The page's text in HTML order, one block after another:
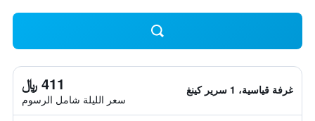
غرفة قياسية، 1 سرير كينغ 411 ﷼
سعر الليلة شامل الرسوم